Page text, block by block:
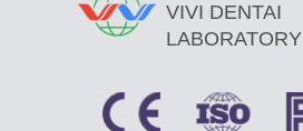
VIVI DENTAI
LABORATORY